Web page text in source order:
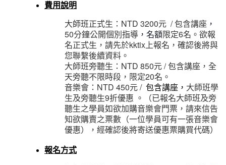
費用說明
大師班正式生：NTD 3200元 / 包含講座 ，
50分鐘公開個別指導 ，名額限定6名。欲報
名正式生，請先於kktix上報名，確認後將與
您聯繫後續資料。
大師班旁聽生：NTD 850元 /包含講座，全
天旁聽不限時段，限定20名。
音樂會：NTD 450元 / 包含講座， 大師班學
生及旁聽生9折優惠 。（已報名大師班及旁
聽生之學員如欲加購音樂會門票，請來信告
知欲購賣之票數（一位學員可有一張音樂會
優惠），經確認後將寄送優惠票購買代碼）
報名方式